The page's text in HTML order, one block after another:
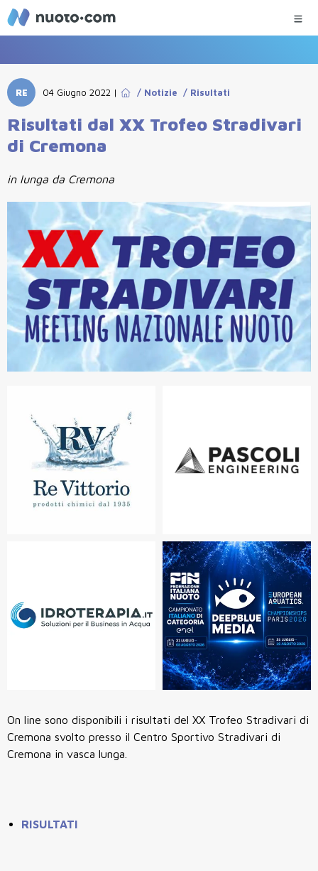
RE 04 Giugno 2022 | / Notizie / Risultati
Risultati dal XX Trofeo Stradivari
di Cremona
in lunga da Cremona
On line sono disponibili i risultati del XX Trofeo Stradivari di
Cremona svolto presso il Centro Sportivo Stradivari di
Cremona in vasca lunga.
RISULTATI